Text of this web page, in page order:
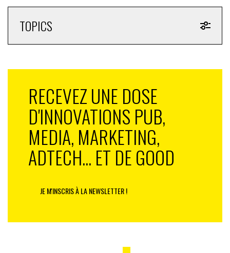
TOPICS
RECEVEZ UNE DOSE
D'INNOVATIONS PUB,
MEDIA, MARKETING,
ADTECH... ET DE GOOD
JE M'INSCRIS À LA NEWSLETTER !